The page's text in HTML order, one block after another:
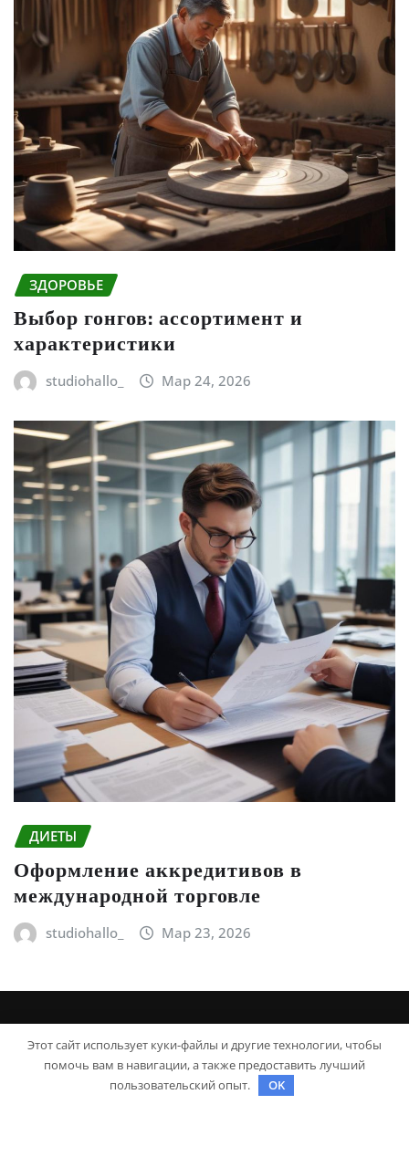
ЗДОРОВЬЕ
Выбор гонгов: ассортимент и
характеристики
studiohallo_ Мар 24, 2026
ДИЕТЫ
Оформление аккредитивов в
международной торговле
studiohallo_ Мар 23, 2026
Этот сайт использует куки-файлы и другие технологии, чтобы
помочь вам в навигации, а также предоставить лучший
пользовательский опыт.
OK